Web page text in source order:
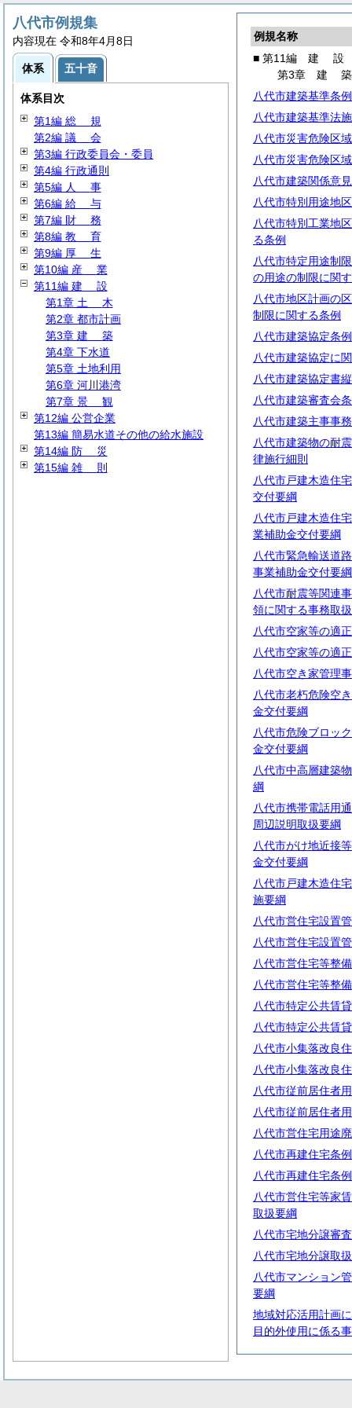
例規名称
■ 第11編 建 設
第3章 建築
八代市建築基準条例
八代市建築基準法
八代市災害危険区
八代市災害危険区
八代市建築関係意
八代市特別用途地
八代市特別工業地
る条例
八代市特定用途制
の用途の制限に関
八代市地区計画の
制限に関する条例
八代市建築協定条例
八代市建築協定に
八代市建築協定書
八代市建築審査会
八代市建築主事事
八代市建築物の耐
律施行細則
八代市戸建木造住
交付要綱
八代市戸建木造住
業補助金交付要綱
八代市緊急輸送道
事業補助金交付要綱
八代市耐震等関連
領に関する事務取
八代市空家等の適
八代市空家等の適
八代市空き家管理
八代市老朽危険空
金交付要綱
八代市危険ブロッ
金交付要綱
八代市中高層建築
綱
八代市携帯電話用
周辺説明取扱要綱
八代市がけ地近接
金交付要綱
八代市戸建木造住
施要綱
八代市営住宅設置
八代市営住宅設置
八代市営住宅等整
八代市営住宅等整
八代市特定公共賃
八代市特定公共賃
八代市小集落改良
八代市小集落改良
八代市従前居住者
八代市従前居住者
八代市営住宅用途
八代市再建住宅条例
八代市再建住宅条
八代市営住宅等家
取扱要綱
八代市宅地分譲審
八代市宅地分譲取
八代市マンション
要綱
地域対応活用計画
目的外使用に係る
八代市例規集
内容現在 令和8年4月8日
体系 五十音
体系目次
第1編 総 規
第2編 議 会
第3編 行政委員会・委員
第4編 行政通則
第5編 人 事
第6編 給 与
第7編 財 務
第8編 教 育
第9編 厚 生
第10編 産 業
第11編 建 設
第1章 土 木
第2章 都市計画
第3章 建 築
第4章 下水道
第5章 土地利用
第6章 河川港湾
第7章 景 観
第12編 公営企業
第13編 簡易水道その他の給水施設
第14編 防 災
第15編 雑 則